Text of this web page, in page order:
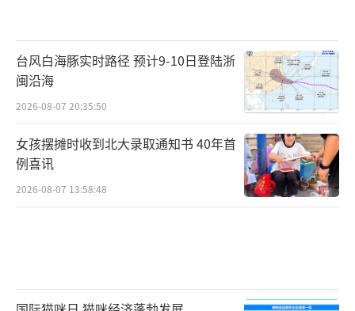
台风白海豚实时路径 预计9-10日登陆浙
闽沿海
2026-08-07 20:35:50
女孩摆摊时收到北大录取通知书 40年首
例喜讯
2026-08-07 13:58:48